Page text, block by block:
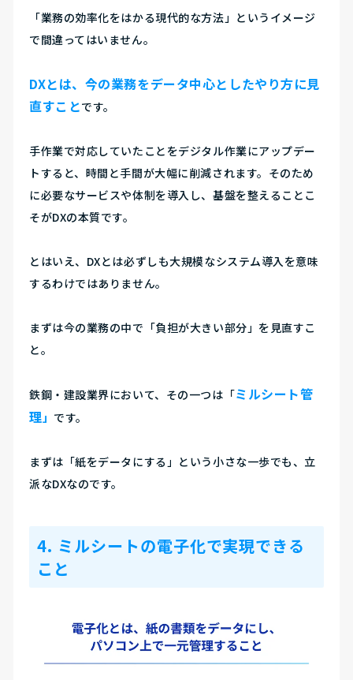
「業務の効率化をはかる現代的な方法」というイメージ
で間違ってはいません。
DXとは、今の業務をデータ中心としたやり方に見
直すことです。
手作業で対応していたことをデジタル作業にアップデー
トすると、時間と手間が大幅に削減されます。そのため
に必要なサービスや体制を導入し、基盤を整えることこ
そがDXの本質です。
とはいえ、DXとは必ずしも大規模なシステム導入を意味
するわけではありません。
まずは今の業務の中で「負担が大きい部分」を見直すこ
と。
鉄鋼・建設業界において、その一つは「ミルシート管
理」 です。
まずは「紙をデータにする」という小さな一歩でも、立
派なDXなのです。
4. ミルシートの電子化で実現できる
こと